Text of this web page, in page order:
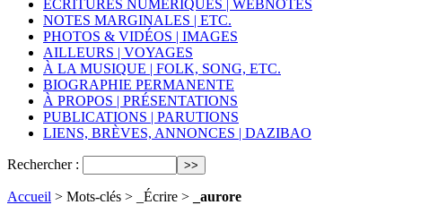
ÉCRITURES NUMÉRIQUES | WEBNOTES
NOTES MARGINALES | ETC.
PHOTOS & VIDÉOS | IMAGES
AILLEURS | VOYAGES
À LA MUSIQUE | FOLK, SONG, ETC.
BIOGRAPHIE PERMANENTE
À PROPOS | PRÉSENTATIONS
PUBLICATIONS | PARUTIONS
LIENS, BRÈVES, ANNONCES | DAZIBAO
Rechercher :
Accueil > Mots-clés > _Écrire > _aurore